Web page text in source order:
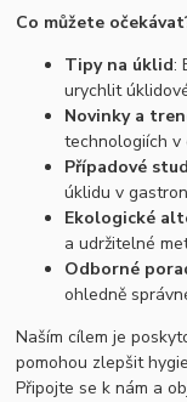
Co můžete
Tipy na úklid:
urychlit
Novinky a
technologiích v
Případové
úklidu v
Ekologické
a udržitelné
Odborné
ohledně
Naším cílem je
pomohou zlepšit
Připojte se k nám a